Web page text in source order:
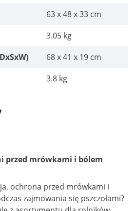
63 x 48 x 33 cm
3.05 kg
68 x 41 x 19 cm
3.8 kg
przed mrówkami i bólem
ochrona przed mrówkami i
zajmowania się pszczołami?